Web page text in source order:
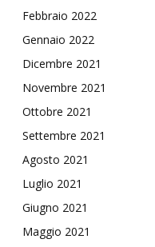
Febbraio 2022
Gennaio 2022
Dicembre 2021
Novembre 2021
Ottobre 2021
Settembre 2021
Agosto 2021
Luglio 2021
Giugno 2021
Maggio 2021